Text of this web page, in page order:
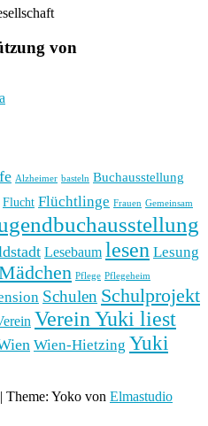
von
Alzheimer basteln Buchausstellung
Flucht Flüchtlinge Frauen Gemeinsam
Lesebaum lesen Lesung
Pflege Pflegeheim
Schulen Schulprojekt
Verein Yuki liest
Wien-Hietzing Yuki
| Theme: Yoko von Elmastudio